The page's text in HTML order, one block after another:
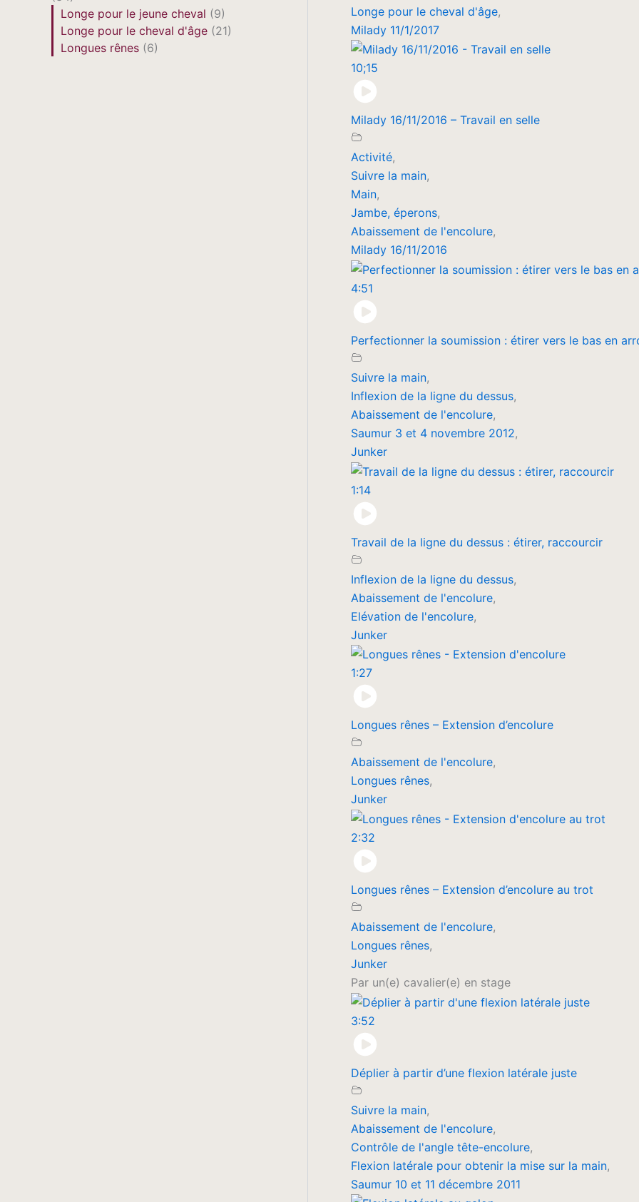
Longe pour le jeune cheval (9)
Longe pour le cheval d'âge (21)
Longues rênes (6)
Longe pour le cheval d'âge,
Milady 11/1/2017
10;15
Milady 16/11/2016 – Travail en selle
Activité,
Suivre la main,
Main,
Jambe, éperons,
Abaissement de l'encolure,
Milady 16/11/2016
4:51
Perfectionner la soumission : étirer vers le bas en
Suivre la main,
Inflexion de la ligne du dessus,
Abaissement de l'encolure,
Saumur 3 et 4 novembre 2012,
Junker
1:14
Travail de la ligne du dessus : étirer, raccourcir
Inflexion de la ligne du dessus,
Abaissement de l'encolure,
Elévation de l'encolure,
Junker
1:27
Longues rênes – Extension d’encolure
Abaissement de l'encolure,
Longues rênes,
Junker
2:32
Longues rênes – Extension d’encolure au trot
Abaissement de l'encolure,
Longues rênes,
Junker
Par un(e) cavalier(e) en stage
3:52
Déplier à partir d’une flexion latérale juste
Suivre la main,
Abaissement de l'encolure,
Contrôle de l'angle tête-encolure,
Flexion latérale pour obtenir la mise sur la main,
Saumur 10 et 11 décembre 2011